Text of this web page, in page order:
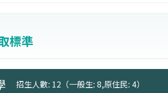
標準
招生人數: 12（一般生: 8,原住民: 4）